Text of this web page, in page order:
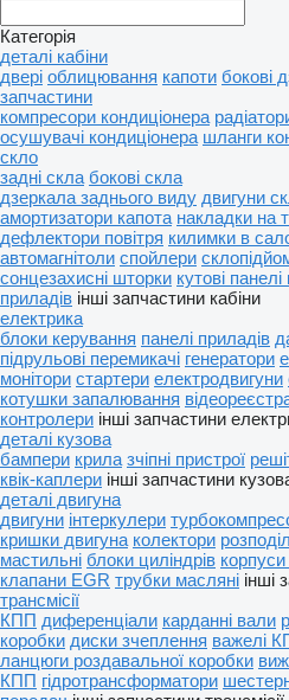
Категорія
деталі кабіни
двері облицювання капоти бокові
запчастини
компресори кондиціонера
осушувачі кондиціонера шланги
скло
задні скла бокові скла
дзеркала заднього виду двигуни
амортизатори капота накладки на
дефлектори повітря килимки в
автомагнітоли спойлери
сонцезахисні шторки кутові панелі
приладів інші запчастини кабіни
електрика
блоки керування панелі приладів
підрульові перемикачі генератори
монітори стартери електродвигуни
котушки запалювання
контролери інші запчастини
деталі кузова
бампери крила зчіпні пристрої
квік-каплери інші запчастини
деталі двигуна
двигуни інтеркулери
кришки двигуна колектори
мастильні блоки циліндрів
клапани EGR трубки масляні інші
трансмісії
КПП диференціали карданні вали
коробки диски зчеплення важелі
ланцюги роздавальної коробки
КПП гідротрансформатори